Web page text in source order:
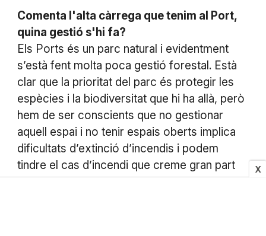
X
Comenta l'alta càrrega que tenim al Port,
quina gestió s'hi fa?
Els Ports és un parc natural i evidentment
s’està fent molta poca gestió forestal. Està
clar que la prioritat del parc és protegir les
espècies i la biodiversitat que hi ha allà, però
hem de ser conscients que no gestionar
aquell espai i no tenir espais oberts implica
dificultats d’extinció d’incendis i podem
tindre el cas d’incendi que creme gran part
del parc natural dels Ports. per tant tota la